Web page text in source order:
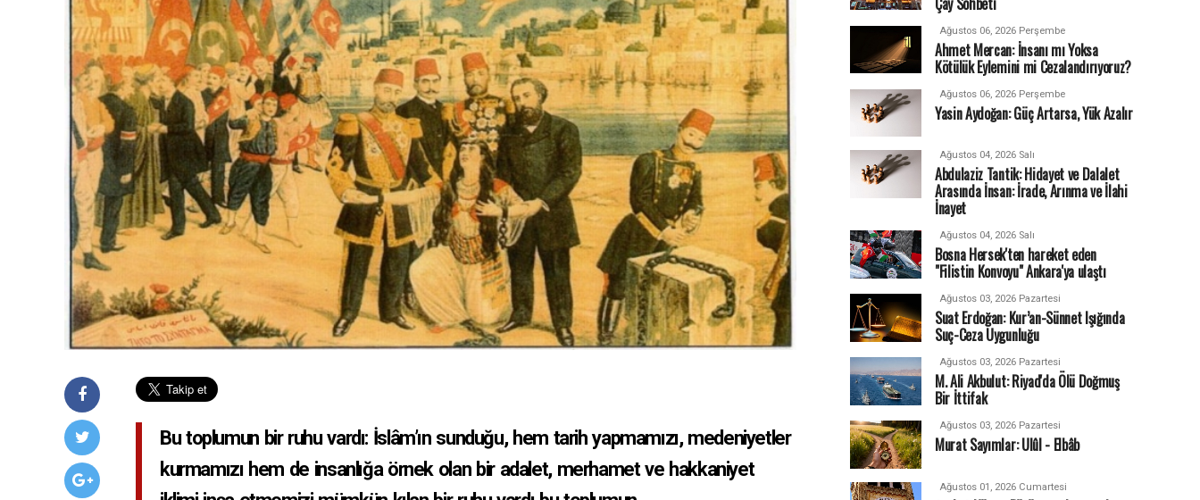
Bu toplumun bir ruhu vardı: İslâm’ın sunduğu, hem tarih yapmamızı, medeniyetler
kurmamızı hem de insanlığa örnek olan bir adalet, merhamet ve hakkaniyet
Ağustos 06, 2026 Perşembe
Ahmet Mercan: İnsanı mı Yoksa
Kötülük Eylemini mi Cezalandırıyoruz?
Ağustos 06, 2026 Perşembe
Yasin Aydoğan: Güç Artarsa, Yük Azalır
Ağustos 04, 2026 Salı
Abdulaziz Tantik: Hidayet ve Dalalet
Arasında İnsan: İrade, Arınma ve İlahi
İnayet
Ağustos 04, 2026 Salı
Bosna Hersek'ten hareket eden
"Filistin Konvoyu" Ankara'ya ulaştı
Ağustos 03, 2026 Pazartesi
Suat Erdoğan: Kur’an-Sünnet Işığında
Suç-Ceza Uygunluğu
Ağustos 03, 2026 Pazartesi
M. Ali Akbulut: Riyad'da Ölü Doğmuş
Bir İttifak
Ağustos 03, 2026 Pazartesi
Murat Sayımlar: Ulûl - Elbâb
Ağustos 01, 2026 Cumartesi